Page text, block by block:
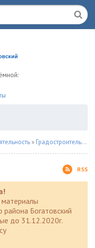
» Градостроительство
RSS
района Богатовский
до 31.12.2020г.